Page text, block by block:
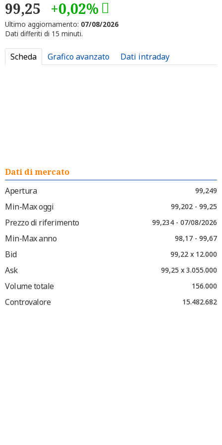
99,25 +0,02%
Ultimo aggiornamento: 07/08/2026
Dati differiti di 15 minuti.
Scheda Grafico avanzato Dati intraday
Dati di mercato
Apertura
99,249
Min-Max oggi 99,202 - 99,25
Prezzo di riferimento 99,234 - 07/08/2026
Min-Max anno 98,17 - 99,67
Bid 99,22 x 12.000
Ask 99,25 x 3.055.000
Volume totale 156.000
Controvalore 15.482.682